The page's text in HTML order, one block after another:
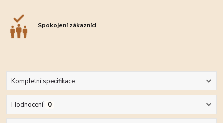
Spokojení zákazníci
Kompletní specifikace
Hodnocení 0